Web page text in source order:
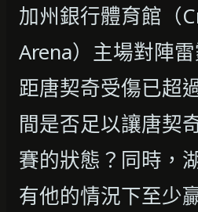
加州銀行體育館（
Arena）主場對陣雷
距唐契奇受傷已超
間是否足以讓唐契
賽的狀態？同時，
有他的情況下至少